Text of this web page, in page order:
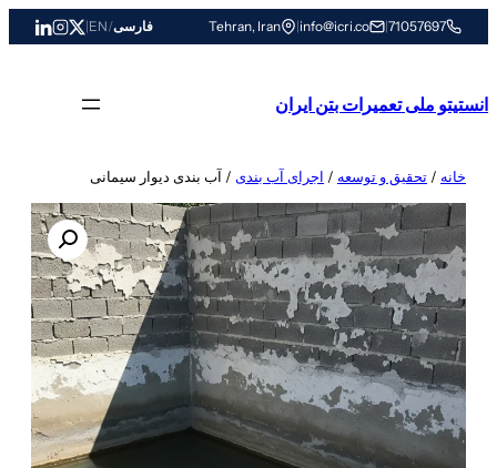
به
71057697
|
info@icri.co
|
Tehran, Iran فارسی/
EN
|
انستیتو ملی تعمیرات بتن ایران
خانه / تحقیق و توسعه / اجرای آب بندی / آب بندی دیوار سیمانی